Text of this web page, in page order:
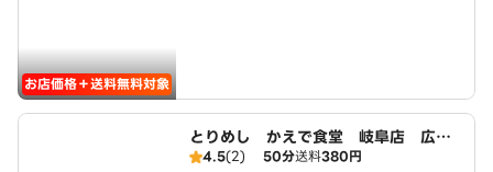
お店価格＋送料無料対象
とりめし かえで食堂 岐阜店 広域
店4.5(2) 50分送料380円